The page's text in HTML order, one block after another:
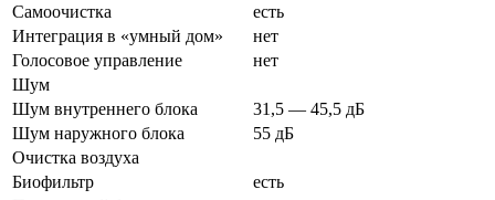
Самоочистка
есть
Интеграция в «умный дом»
нет
Голосовое управление
нет
Шум
Шум внутреннего блока
31,5 — 45,5 дБ
Шум наружного блока
55 дБ
Очистка воздуха
Биофильтр
есть